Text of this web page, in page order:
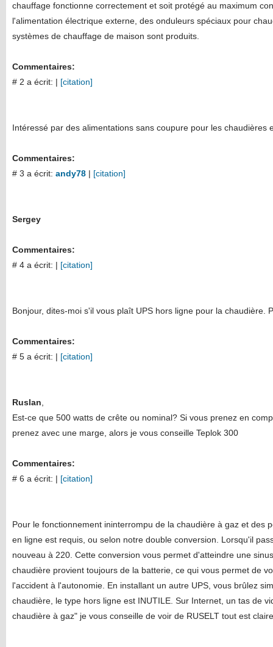
chauffage fonctionne correctement et soit protégé au maximum
l'alimentation électrique externe, des onduleurs spéciaux pour
systèmes de chauffage de maison sont produits.
Commentaires:
# 2 a écrit: | [citation]
Intéressé par des alimentations sans coupure pour les chaudières
Commentaires:
# 3 a écrit: andy78 | [citation]
Sergey
Commentaires:
# 4 a écrit: | [citation]
Bonjour, dites-moi s'il vous plaît UPS hors ligne pour la chaudière.
Commentaires:
# 5 a écrit: | [citation]
Ruslan
Est-ce que 500 watts de crête ou nominal? Si vous prenez en
prenez avec une marge, alors je vous conseille Teplok 300
Commentaires:
# 6 a écrit: | [citation]
Pour le fonctionnement ininterrompu de la chaudière à gaz et des
en ligne est requis, ou selon notre double conversion. Lorsqu'il
nouveau à 220. Cette conversion vous permet d'atteindre une
chaudière provient toujours de la batterie, ce qui vous permet de
l'accident à l'autonomie. En installant un autre UPS, vous brûlez
chaudière, le type hors ligne est INUTILE. Sur Internet, un tas de
chaudière à gaz" je vous conseille de voir de RUSELT tout est